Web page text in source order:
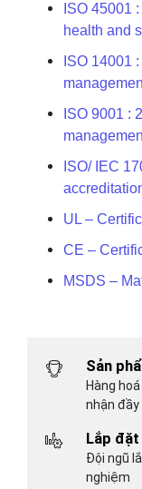
ISO 45001
health and
ISO 14001
ISO 9001 :
ISO/ IEC
UL –
CE –
MSDS –
Sản
Hàng
nhận đầy
Lắp đặt
Đội ngũ
nghiệm